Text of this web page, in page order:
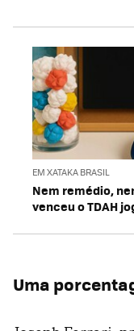
EM XATAKA BRASIL
Nem remédio,
venceu o TDAH
Uma